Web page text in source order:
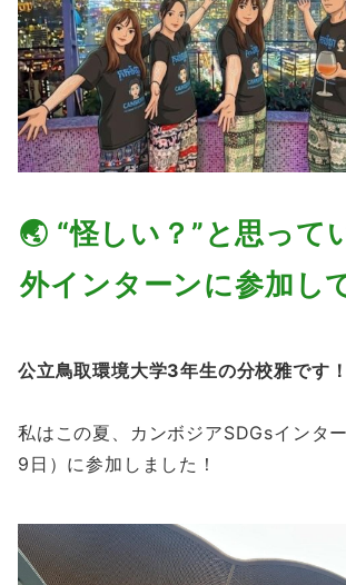
🌏 “怪しい？”と思って
外インターンに参加し
公立鳥取環境大学3年生の分校雅です！
私はこの夏、カンボジアSDGsインタ
9日）に参加しました！